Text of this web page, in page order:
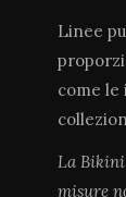
Linee
come le
La Bikini
misure